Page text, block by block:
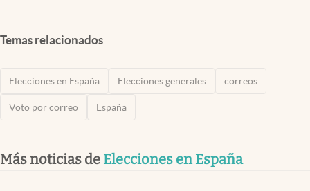
Temas relacionados
Elecciones en España Elecciones generales correos
Voto por correo España
Más noticias de Elecciones en España